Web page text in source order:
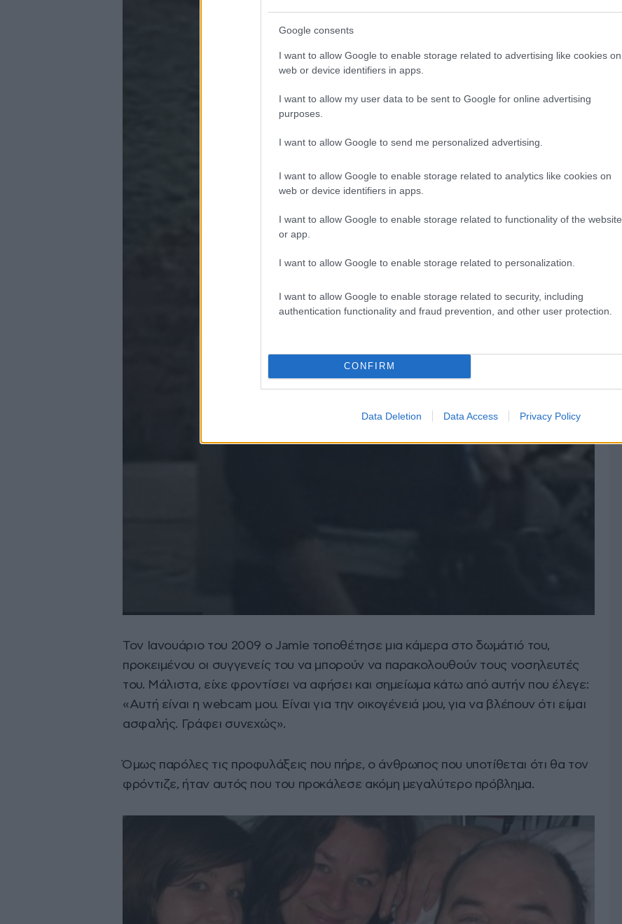
Google consents
I want to allow Google to enable storage related to advertising like cookies on
web or device identifiers in apps.
I want to allow my user data to be sent to Google for online advertising
purposes.
I want to allow Google to send me personalized advertising.
I want to allow Google to enable storage related to analytics like cookies on
web or device identifiers in apps.
I want to allow Google to enable storage related to functionality of the website
or app.
I want to allow Google to enable storage related to personalization.
I want to allow Google to enable storage related to security, including
authentication functionality and fraud prevention, and other user protection.
CONFIRM
Data Deletion Data Access Privacy Policy
Τον Ιανουάριο του 2009 ο Jamie τοποθέτησε μια κάμερα στο δωμάτιό του,
προκειμένου οι συγγενείς του να μπορούν να παρακολουθούν τους νοσηλευτές
του. Μάλιστα, είχε φροντίσει να αφήσει και σημείωμα κάτω από αυτήν που έλεγε:
«Αυτή είναι η webcam μου. Είναι για την οικογένειά μου, για να βλέπουν ότι είμαι
ασφαλής. Γράφει συνεχώς».
Όμως παρόλες τις προφυλάξεις που πήρε, ο άνθρωπος που υποτίθεται ότι θα τον
φρόντιζε, ήταν αυτός που του προκάλεσε ακόμη μεγαλύτερο πρόβλημα.